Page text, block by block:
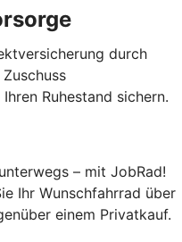
durch
Ruhestand sichern.
– mit JobRad!
Ihr Wunschfahrrad über
einem Privatkauf.